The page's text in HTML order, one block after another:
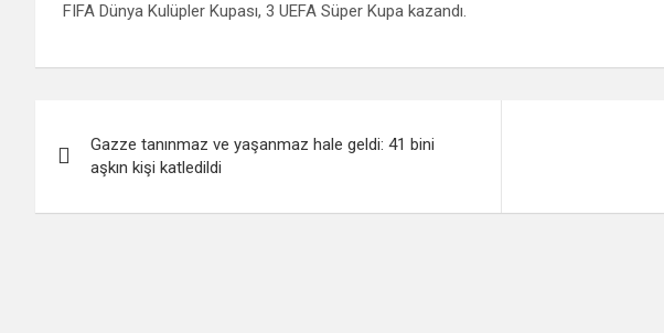
FIFA Dünya Kulüpler Kupası, 3 UEFA Süper Kupa kazandı.
gezinmesi
Gazze tanınmaz ve yaşanmaz hale geldi: 41 bini
aşkın kişi katledildi